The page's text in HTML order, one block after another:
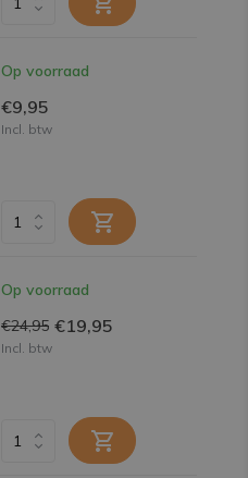
Op voorraad
€9,95
Incl. btw
Op voorraad
€24,95 €19,95
Incl. btw